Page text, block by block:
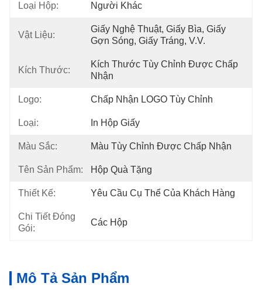
Loại Hộp: Người Khác
Vật Liệu:
Giấy Nghệ Thuật, Giấy Bìa, Giấy
Gợn Sóng, Giấy Tráng, V.v.
Kích Thước:
Kích Thước Tùy Chỉnh Được Chấp
Nhận
Logo: Chấp Nhận LOGO Tùy Chỉnh
Loại: In Hộp Giấy
Màu Sắc: Màu Tùy Chỉnh Được Chấp Nhận
Tên Sản Phẩm: Hộp Quà Tặng
Thiết Kế: Yêu Cầu Cụ Thể Của Khách Hàng
Chi Tiết Đóng
Gói:
Các Hộp
Mô Tả Sản Phẩm